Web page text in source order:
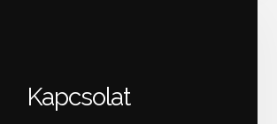
Kapcsolat